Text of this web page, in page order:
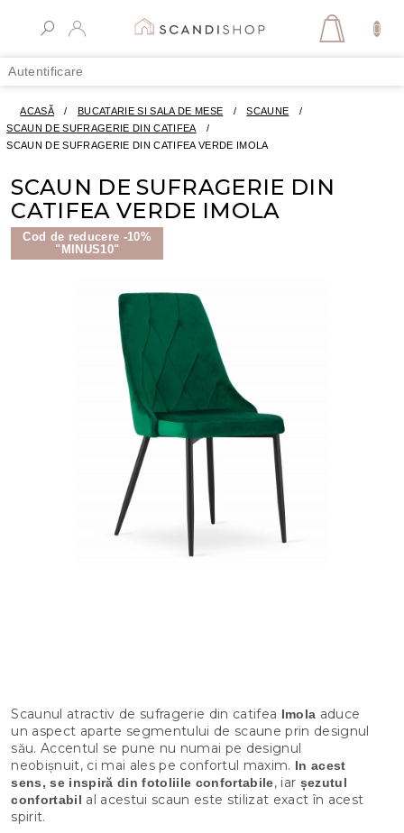
conținut
Autentificare
COŞ
ACASĂ / BUCATARIE SI SALA DE MESE / SCAUNE
/
SCAUN DE SUFRAGERIE DIN CATIFEA
/
SCAUN DE SUFRAGERIE DIN CATIFEA VERDE IMOLA
SCAUN DE SUFRAGERIE DIN
CATIFEA VERDE IMOLA
Cod de reducere -10%
"MINUS10"
Scaunul atractiv de sufragerie din catifea Imola aduce
un aspect aparte segmentului de scaune prin designul
său. Accentul se pune nu numai pe designul
neobișnuit, ci mai ales pe confortul maxim. In acest
sens, se inspiră din fotoliile confortabile, iar șezutul
confortabil al acestui scaun este stilizat exact în acest
spirit.